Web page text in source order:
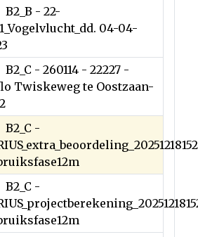
B2_B - 22-
04-04-
B2_C - 260114 - 22227 -
Twiskeweg te Oostzaan-
B2_C -
B2_C -